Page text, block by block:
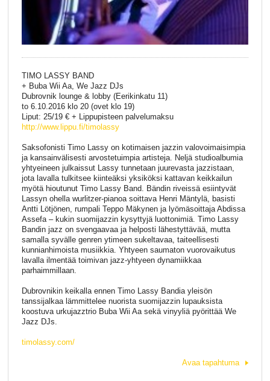
TIMO LASSY BAND
+ Buba Wii Aa, We Jazz DJs
Dubrovnik lounge & lobby (Eerikinkatu 11)
to 6.10.2016 klo 20 (ovet klo 19)
Liput: 25/19 € + Lippupisteen palvelumaksu
http://www.lippu.fi/timolassy
Saksofonisti Timo Lassy on kotimaisen jazzin valovoimaisimpia
ja kansainvälisesti arvostetuimpia artisteja. Neljä studioalbumia
yhtyeineen julkaissut Lassy tunnetaan juurevasta jazzistaan,
jota lavalla tulkitsee kiinteäksi yksiköksi kattavan keikkailun
myötä hioutunut Timo Lassy Band. Bändin riveissä esiintyvät
Lassyn ohella wurlitzer-pianoa soittava Henri Mäntylä, basisti
Antti Lötjönen, rumpali Teppo Mäkynen ja lyömäsoittaja Abdissa
Assefa – kukin suomijazzin kysyttyjä luottonimiä. Timo Lassy
Bandin jazz on svengaavaa ja helposti lähestyttävää, mutta
samalla syvälle genren ytimeen sukeltavaa, taiteellisesti
kunnianhimoista musiikkia. Yhtyeen saumaton vuorovaikutus
lavalla ilmentää toimivan jazz-yhtyeen dynamiikkaa
parhaimmillaan.
Dubrovnikin keikalla ennen Timo Lassy Bandia yleisön
tanssijalkaa lämmittelee nuorista suomijazzin lupauksista
koostuva urkujazztrio Buba Wii Aa sekä vinyyliä pyörittää We
Jazz DJs.
timolassy.com/
Avaa tapahtuma